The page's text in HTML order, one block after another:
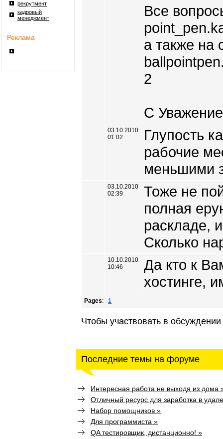
рекрутмент
кадровый
менеджмент
Реклама
Все
а также на
2
С
03.10.2010
01:02
Глупость
рабочие
меньшими
03.10.2010
02:39
Тоже не
полная
раскладе,
Сколько
10.10.2010
10:46
Да кто к
хостинге,
Pages: 1
Чтобы участвовать в
Последние темы на форуме
Интересная работа не выходя из дома
Отличный ресурс для заработка в
Набор помощников »
Для программиста »
QA тестировщик, дистанционно! »